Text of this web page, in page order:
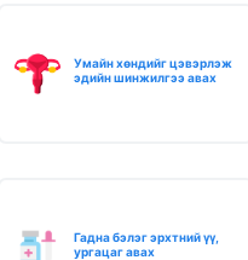
Умайн хөндийг цэвэрлэж
эдийн шинжилгээ авах
Гадна бэлэг эрхтний үү,
ургацаг авах